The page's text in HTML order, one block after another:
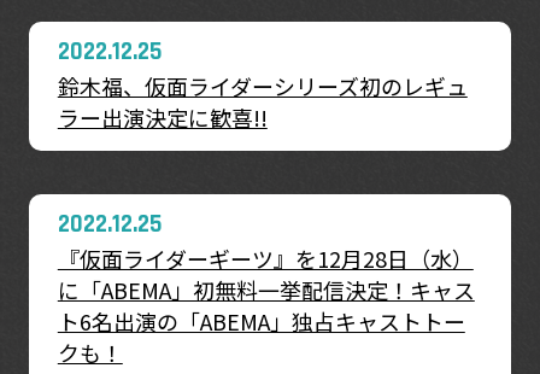
2022.12.25
鈴木福、仮面ライダーシリーズ初のレギュ
ラー出演決定に歓喜!!
2022.12.25
『仮面ライダーギーツ』を12月28日（水）
に「ABEMA」初無料一挙配信決定！キャス
ト6名出演の「ABEMA」独占キャストトー
クも！